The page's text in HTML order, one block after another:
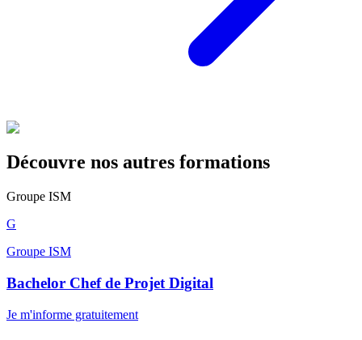
Découvre nos autres formations
Groupe ISM
G
Groupe ISM
Bachelor Chef de Projet Digital
Je m'informe gratuitement